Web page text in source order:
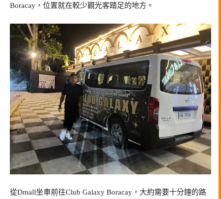
Boracay，位置就在較少觀光客踏足的地方。
從Dmall坐車前往Club Galaxy Boracay，大約需要十分鐘的路